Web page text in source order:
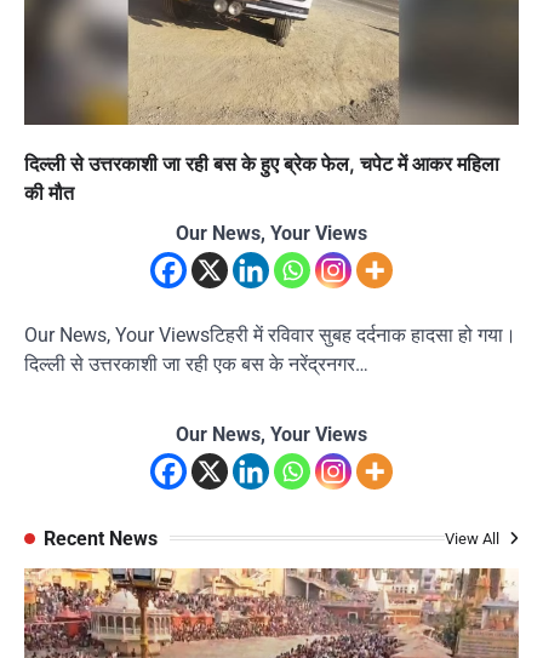
दिल्ली से उत्तरकाशी जा रही बस के हुए ब्रेक फेल, चपेट में आकर महिला
की मौत
Our News, Your Views
Our News, Your Viewsटिहरी में रविवार सुबह दर्दनाक हादसा हो गया।
दिल्ली से उत्तरकाशी जा रही एक बस के नरेंद्रनगर…
Our News, Your Views
Recent News View All